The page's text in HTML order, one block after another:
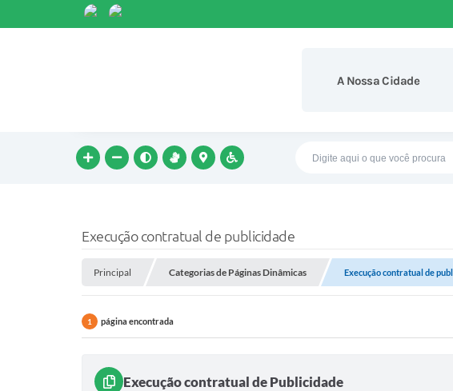
A Nossa Cidade
Execução contratual de publicidade
Principal Categorias de Páginas Dinâmicas Execução contratual de
1 página encontrada
Execução contratual de Publicidade